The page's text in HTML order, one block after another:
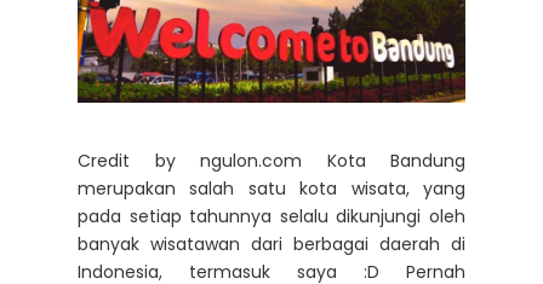
Credit by ngulon.com Kota Bandung
merupakan salah satu kota wisata, yang
pada setiap tahunnya selalu dikunjungi oleh
banyak wisatawan dari berbagai daerah di
Indonesia, termasuk saya :D Pernah